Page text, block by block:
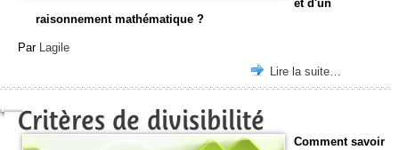
et d'un
raisonnement mathématique ?
Par Lagile
Lire la suite…
Critères de divisibilité
Comment savoir